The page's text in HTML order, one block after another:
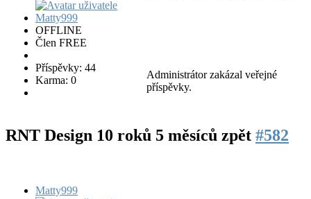
OFFLINE
Člen FREE
Příspěvky: 44
Karma: 0
Administrátor zakázal veřejné
příspěvky.
RNT Design 10 roků 5 měsíců zpět #582
Matty999